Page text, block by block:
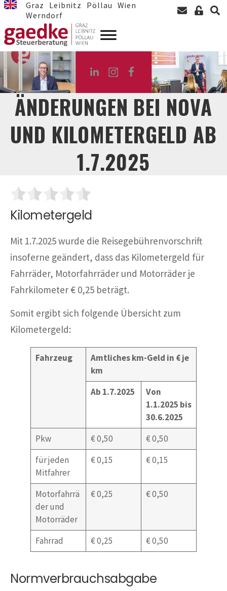
Graz Leibnitz Pöllau Wien
Werndorf
ÄNDERUNGEN BEI NOVA
UND KILOMETERGELD AB
1.7.2025
Kilometergeld
Mit 1.7.2025 wurde die Reisegebührenvorschrift
insoferne geändert, dass das Kilometergeld für
Fahrräder, Motorfahrräder und Motorräder je
Fahrkilometer € 0,25 beträgt.
Somit ergibt sich folgende Übersicht zum
Kilometergeld:
Fahrzeug
Amtliches km-Geld in € je
km
Ab 1.7.2025
Von
1.1.2025 bis
30.6.2025
Pkw
€ 0,50
€ 0,50
für jeden
Mitfahrer
€ 0,15 € 0,15
Motorfahrrä
der und
Motorräder
€ 0,25 € 0,50
Fahrrad € 0,25 € 0,50
Normverbrauchsabgabe